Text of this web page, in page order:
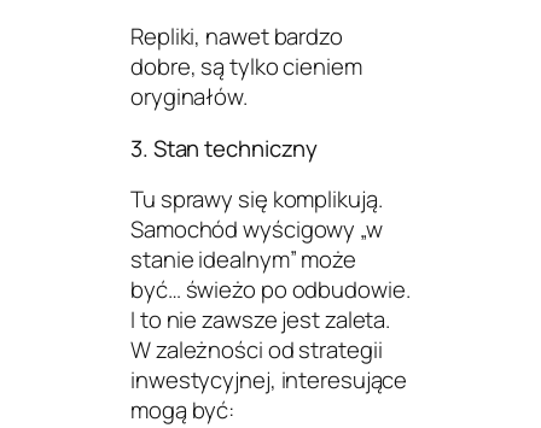
Repliki, nawet bardzo
dobre, są tylko cieniem
oryginałów.
3. Stan techniczny
Tu sprawy się komplikują.
Samochód wyścigowy „w
stanie idealnym” może
być… świeżo po odbudowie.
I to nie zawsze jest zaleta.
W zależności od strategii
inwestycyjnej, interesujące
mogą być: